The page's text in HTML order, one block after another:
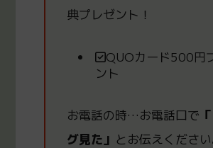
典プレゼント！
QUOカード500円
ント
お電話の時…お電話口で
グ見た」 とお伝えください